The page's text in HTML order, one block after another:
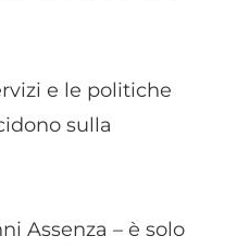
e le politiche
sulla
Assenza – è solo